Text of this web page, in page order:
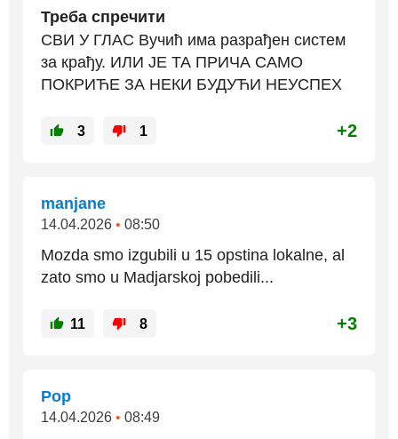
Треба спречити
СВИ У ГЛАС Вучић има разрађен систем
за крађу. ИЛИ ЈЕ ТА ПРИЧА САМО
ПОКРИЋЕ ЗА НЕКИ БУДУЋИ НЕУСПЕХ
3 1 +2
manjane
14.04.2026 • 08:50
Mozda smo izgubili u 15 opstina lokalne, al
zato smo u Madjarskoj pobedili...
11 8 +3
Pop
14.04.2026 • 08:49